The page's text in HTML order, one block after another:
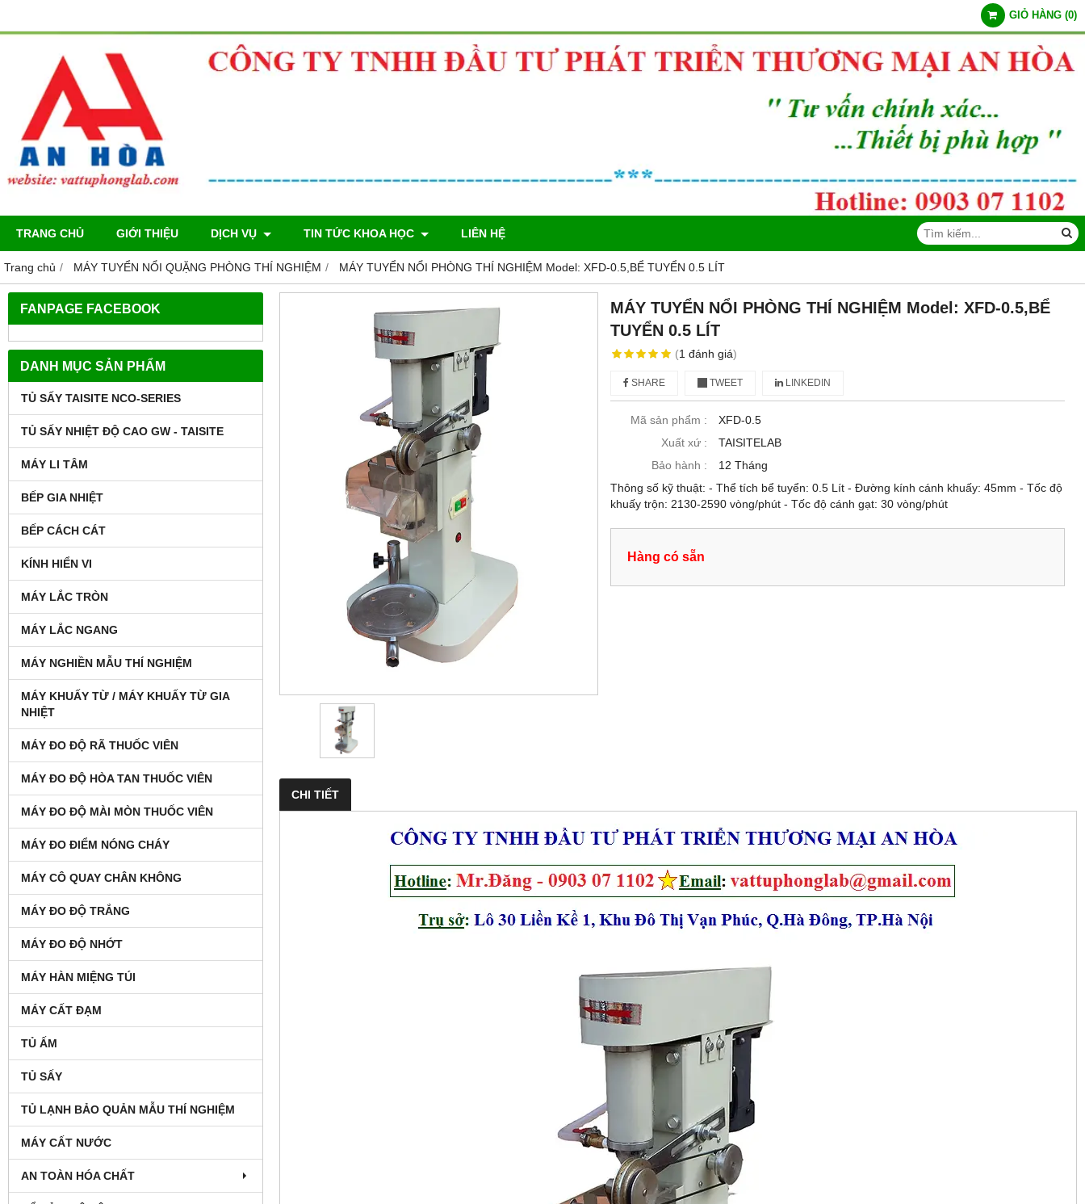
GIỎ HÀNG (0)
TRANG CHỦ GIỚI THIỆU DỊCH VỤ TIN TỨC KHOA HỌC LIÊN HỆ
Trang chủ MÁY TUYỂN NỔI QUẶNG PHÒNG THÍ NGHIỆM MÁY TUYỂN NỔI PHÒNG THÍ NGHIỆM Model: XFD-0.5,BỂ TUYỂN 0.5 LÍT
FANPAGE FACEBOOK
DANH MỤC SẢN PHẨM
TỦ SẤY TAISITE NCO-SERIES
TỦ SẤY NHIỆT ĐỘ CAO GW - TAISITE
MÁY LI TÂM
BẾP GIA NHIỆT
BẾP CÁCH CÁT
KÍNH HIỂN VI
MÁY LẮC TRÒN
MÁY LẮC NGANG
MÁY NGHIỀN MẪU THÍ NGHIỆM
MÁY KHUẤY TỪ / MÁY KHUẤY TỪ GIA
NHIỆT
MÁY ĐO ĐỘ RÃ THUỐC VIÊN
MÁY ĐO ĐỘ HÒA TAN THUỐC VIÊN
MÁY ĐO ĐỘ MÀI MÒN THUỐC VIÊN
MÁY ĐO ĐIỂM NÓNG CHÁY
MÁY CÔ QUAY CHÂN KHÔNG
MÁY ĐO ĐỘ TRẮNG
MÁY ĐO ĐỘ NHỚT
MÁY HÀN MIỆNG TÚI
MÁY CẤT ĐẠM
TỦ ẤM
TỦ SẤY
TỦ LẠNH BẢO QUẢN MẪU THÍ NGHIỆM
MÁY CẤT NƯỚC
AN TOÀN HÓA CHẤT
MÁY TUYỂN NỔI PHÒNG THÍ NGHIỆM Model: XFD-0.5,BỂ
TUYỂN 0.5 LÍT
(1đánh giá)
SHARE TWEET LINKEDIN
Mã sản phẩm :
XFD-0.5
Xuất xứ :
TAISITELAB
Bảo hành :
12 Tháng
Thông số kỹ thuật: - Thể tích bể tuyển: 0.5 Lít - Đường kính cánh khuấy: 45mm - Tốc độ
khuấy trộn: 2130-2590 vòng/phút - Tốc độ cánh gạt: 30 vòng/phút
Hàng có sẵn
CHI TIẾT